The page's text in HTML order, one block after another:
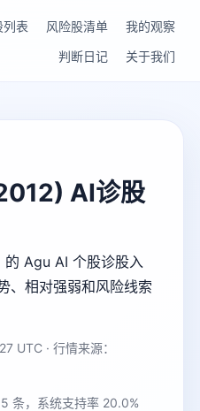
列表 风险股清单
我的观察
判断日记
关于我们
AI诊股
Agu AI 个股诊股入
、相对强弱和风险线索
UTC · 行情来源：
条，系统支持率 20.0%